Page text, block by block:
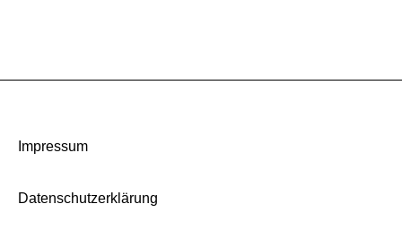
Impressum
Datenschutzerklärung